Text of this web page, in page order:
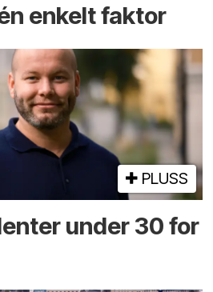
enkelt faktor
PLUSS
under 30 for